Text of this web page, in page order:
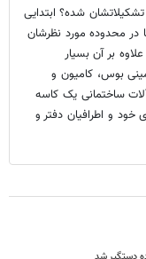
شده؟ ابتدایی
در محدوده مورد نظرشان
بر آن بسیار
بوس، کامیون و
ساختمانی یک کاسه
و اطرافیان دفتر و